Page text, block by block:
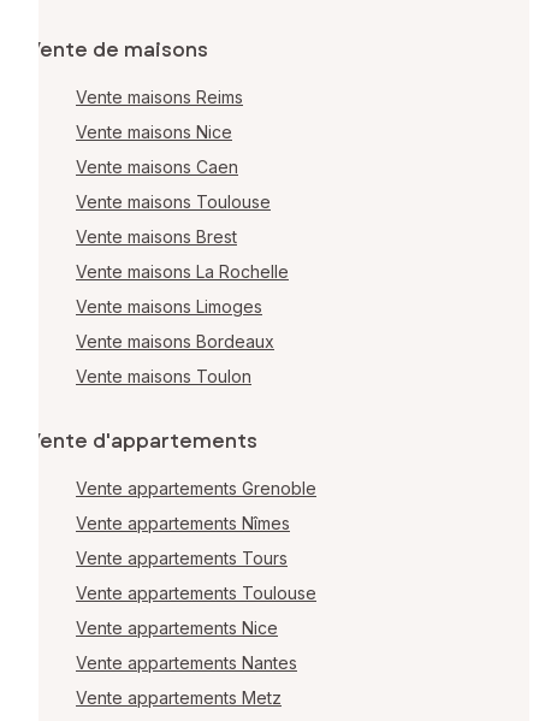
Vente de maisons
Vente maisons Reims
Vente maisons Nice
Vente maisons Caen
Vente maisons Toulouse
Vente maisons Brest
Vente maisons La Rochelle
Vente maisons Limoges
Vente maisons Bordeaux
Vente maisons Toulon
Vente d'appartements
Vente appartements Grenoble
Vente appartements Nîmes
Vente appartements Tours
Vente appartements Toulouse
Vente appartements Nice
Vente appartements Nantes
Vente appartements Metz